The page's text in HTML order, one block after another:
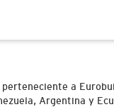
a
Argentina y